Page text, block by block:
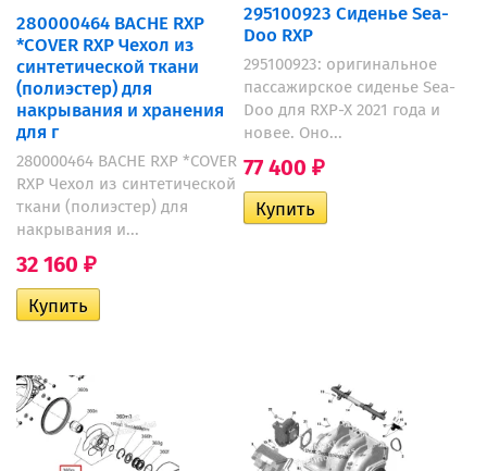
280000464 BACHE RXP
*COVER RXP Чехол из
синтетической ткани
(полиэстер) для
накрывания и хранения
для г
280000464 BACHE RXP *COVER
RXP Чехол из синтетической
ткани (полиэстер) для
накрывания и...
32 160 ₽
295100923 Сиденье Sea-
Doo RXP
295100923: оригинальное
пассажирское сиденье Sea-
Doo для RXP-X 2021 года и
новее. Оно...
77 400 ₽